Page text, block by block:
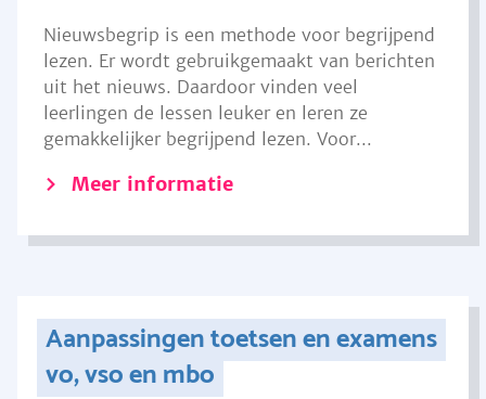
Nieuwsbegrip is een methode voor begrijpend
lezen. Er wordt gebruikgemaakt van berichten
uit het nieuws. Daardoor vinden veel
leerlingen de lessen leuker en leren ze
gemakkelijker begrijpend lezen. Voor...
Meer informatie
Aanpassingen toetsen en examens
vo, vso en mbo